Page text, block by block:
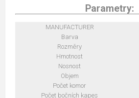
Parametry:
MANUFACTURER
Barva
Rozměry
Hmotnost
Nosnost
Objem
Počet komor
Počet bočních kapes